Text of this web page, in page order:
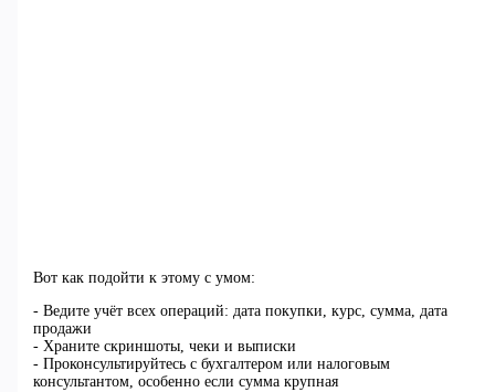
Вот как подойти к этому с умом:
- Ведите учёт всех операций: дата покупки, курс, сумма, дата
продажи
- Храните скриншоты, чеки и выписки
- Проконсультируйтесь с бухгалтером или налоговым
консультантом, особенно если сумма крупная